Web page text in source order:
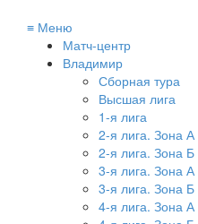
≡ Меню
Матч-центр
Владимир
Сборная тура
Высшая лига
1-я лига
2-я лига. Зона А
2-я лига. Зона Б
3-я лига. Зона А
3-я лига. Зона Б
4-я лига. Зона А